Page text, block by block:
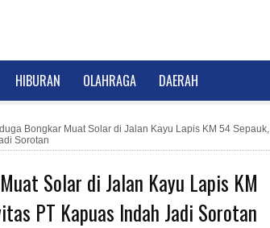
HIBURAN OLAHRAGA DAERAH
Bongkar Muat Solar di Jalan Kayu Lapis KM 54 Sepauk,
Sorotan
Solar di Jalan Kayu Lapis KM
PT Kapuas Indah Jadi Sorotan